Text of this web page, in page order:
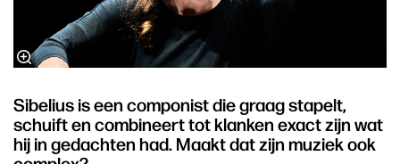
Sibelius is een componist die graag stapelt,
schuift en combineert tot klanken exact zijn wat
hij in gedachten had. Maakt dat zijn muziek ook